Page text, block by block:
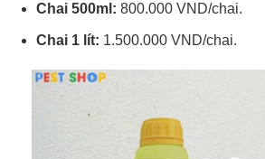
Chai 500ml: 800.000 VND/chai.
Chai 1 lít: 1.500.000 VND/chai.